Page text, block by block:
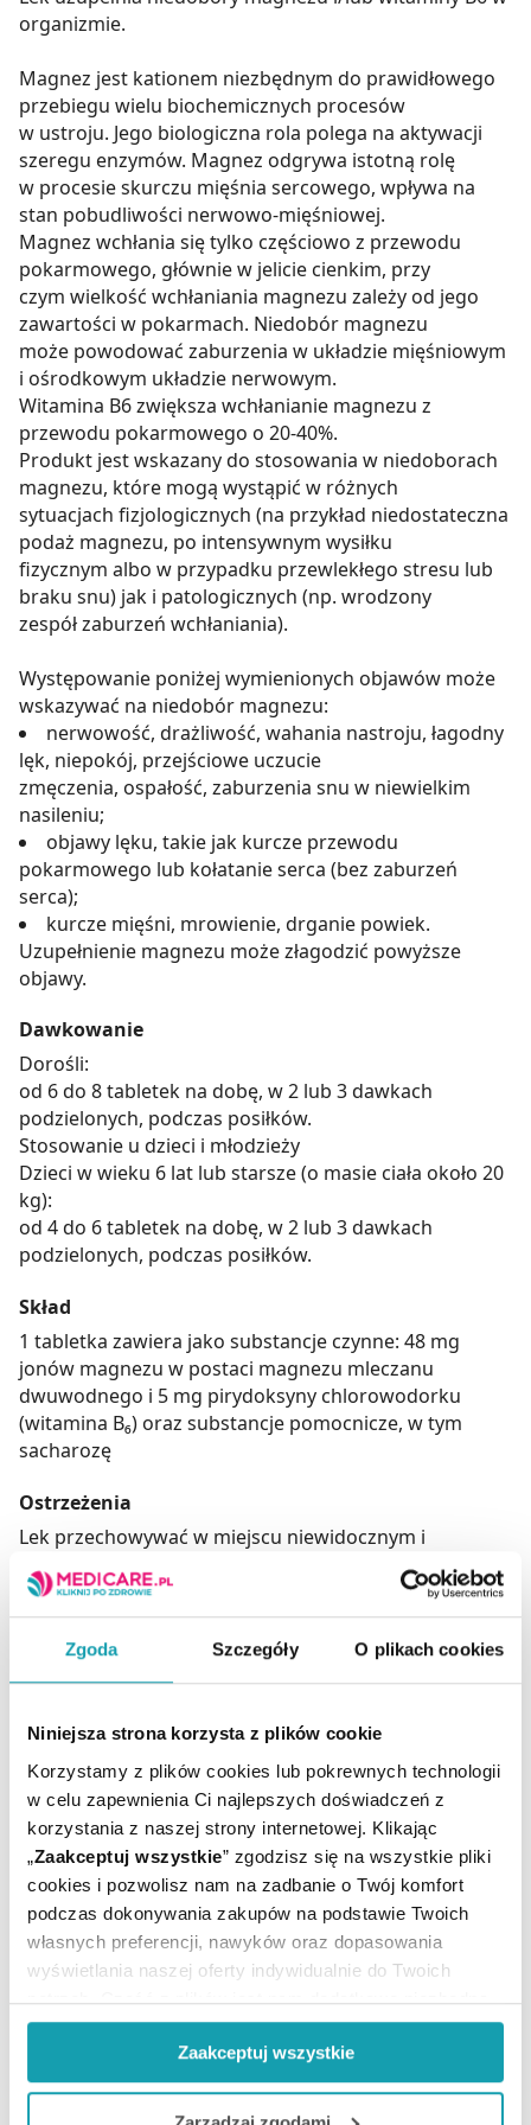
Zgoda Szczegóły O plikach cookies
Niniejsza strona korzysta z plików cookie
Korzystamy z plików cookies lub pokrewnych technologii
w celu zapewnienia Ci najlepszych doświadczeń z
korzystania z naszej strony internetowej. Klikając
„Zaakceptuj wszystkie” zgodzisz się na wszystkie pliki
cookies i pozwolisz nam na zadbanie o Twój komfort
podczas dokonywania zakupów na podstawie Twoich
własnych preferencji, nawyków oraz dopasowania
wyświetlania naszej oferty indywidualnie do Twoich
potrzeb. Część z plików jest nam dodatkowo niezbędna
do prawidłowego działania Portalu oraz jego
funkcjonalności. W zależności od funkcji, dane o tym jak
korzystasz z naszej witryny będą również przekazywane
do naszych Partnerów marketingowych i analitycznych.
Zaakceptuj wszystkie
organizmie.
Magnez jest kationem niezbędnym do prawidłowego
przebiegu wielu biochemicznych procesów
w ustroju. Jego biologiczna rola polega na aktywacji
szeregu enzymów. Magnez odgrywa istotną rolę
w procesie skurczu mięśnia sercowego, wpływa na
stan pobudliwości nerwowo-mięśniowej.
Magnez wchłania się tylko częściowo z przewodu
pokarmowego, głównie w jelicie cienkim, przy
czym wielkość wchłaniania magnezu zależy od jego
zawartości w pokarmach. Niedobór magnezu
może powodować zaburzenia w układzie mięśniowym
i ośrodkowym układzie nerwowym.
Witamina B6 zwiększa wchłanianie magnezu z
przewodu pokarmowego o 20-40%.
Produkt jest wskazany do stosowania w niedoborach
magnezu, które mogą wystąpić w różnych
sytuacjach fizjologicznych (na przykład niedostateczna
podaż magnezu, po intensywnym wysiłku
fizycznym albo w przypadku przewlekłego stresu lub
braku snu) jak i patologicznych (np. wrodzony
zespół zaburzeń wchłaniania).
Występowanie poniżej wymienionych objawów może
wskazywać na niedobór magnezu:
nerwowość, drażliwość, wahania nastroju, łagodny
lęk, niepokój, przejściowe uczucie
zmęczenia, ospałość, zaburzenia snu w niewielkim
nasileniu;
objawy lęku, takie jak kurcze przewodu
pokarmowego lub kołatanie serca (bez zaburzeń
serca);
kurcze mięśni, mrowienie, drganie powiek.
Uzupełnienie magnezu może złagodzić powyższe
objawy.
Dawkowanie
Dorośli:
od 6 do 8 tabletek na dobę, w 2 lub 3 dawkach
podzielonych, podczas posiłków.
Stosowanie u dzieci i młodzieży
Dzieci w wieku 6 lat lub starsze (o masie ciała około 20
kg):
od 4 do 6 tabletek na dobę, w 2 lub 3 dawkach
podzielonych, podczas posiłków.
Skład
1 tabletka zawiera jako substancje czynne: 48 mg
jonów magnezu w postaci magnezu mleczanu
dwuwodnego i 5 mg pirydoksyny chlorowodorku
(witamina B₆) oraz substancje pomocnicze, w tym
sacharozę
Ostrzeżenia
Lek przechowywać w miejscu niewidocznym i
niedostępnym dla dzieci.
Adres producenta
Opella Healthcare Poland Sp. z o.o.
ul. Bonifraterska 17
Opella Healthcare Poland Sp. z o.o.
ul. Bonifraterska 17
00-203 Warszawa
To jest lek. Dla bezpieczeństwa stosuj go zgodnie z
ulotką dołączoną do opakowania. Nie przekraczaj
maksymalnej dawki leku. W przypadku wątpliwości
Ilość / masa / pojemność